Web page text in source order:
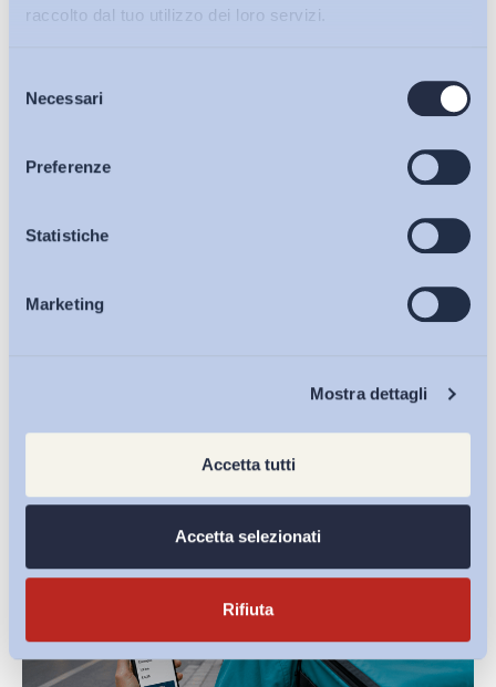
raccolto dal tuo utilizzo dei loro servizi.
delNecessari
Preferenze
Statistiche
Marketing
Mostra dettagli
Accetta tutti
Accetta selezionati
Rifiuta
Bollettini ADAPT
Articoli
Osservatori
Eventi
Direttrice ADAPT University Press